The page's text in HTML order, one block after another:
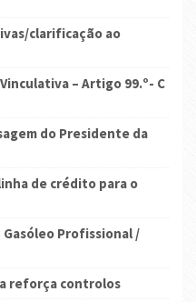
clarificação ao
– Artigo 99.º- C
do Presidente da
de crédito para o
Gasóleo Profissional /
reforça controlos